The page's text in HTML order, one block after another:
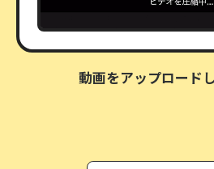
動画をアップロード